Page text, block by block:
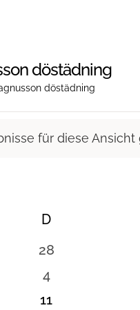
döstädning
döstädning
für diese
DDIENSTAG
0
Veranstaltungen
28
0
4
0
11